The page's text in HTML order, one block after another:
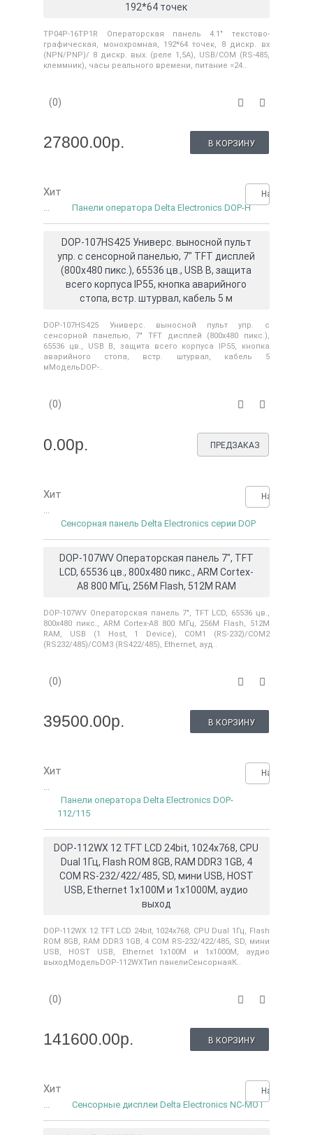
192*64 точек
TP04P-16TP1R Операторская панель 4.1" текстово-
графическая, монохромная, 192*64 точек, 8 дискр. вх
(NPN/PNP)/ 8 дискр. вых. (реле 1,5А), USB/COM (RS-485,
клеммник), часы реального времени, питание =24..
(0)
27800.00р. В КОРЗИНУ
Хит Нашли
... Панели оператора Delta Electronics DOP-H
DOP-107HS425 Универс. выносной пульт
упр. с сенсорной панелью, 7" TFT дисплей
(800х480 пикс.), 65536 цв., USB B, защита
всего корпуса IP55, кнопка аварийного
стопа, встр. штурвал, кабель 5 м
DOP-107HS425 Универс. выносной пульт упр. с
сенсорной панелью, 7" TFT дисплей (800х480 пикс.),
65536 цв., USB B, защита всего корпуса IP55, кнопка
аварийного стопа, встр. штурвал, кабель 5
мМодельDOP-..
(0)
0.00р. ПРЕДЗАКАЗ
Хит Нашли
...
Сенсорная панель Delta Electronics серии DOP
DOP-107WV Операторская панель 7", TFT
LCD, 65536 цв., 800x480 пикс., ARM Cortex-
A8 800 МГц, 256M Flash, 512M RAM
DOP-107WV Операторская панель 7", TFT LCD, 65536 цв.,
800x480 пикс., ARM Cortex-A8 800 МГц, 256M Flash, 512M
RAM, USB (1 Host, 1 Device), COM1 (RS-232)/COM2
(RS232/485)/COM3 (RS422/485), Ethernet, ауд..
(0)
39500.00р. В КОРЗИНУ
Хит Нашли
...
Панели оператора Delta Electronics DOP-
112/115
DOP-112WX 12 TFT LCD 24bit, 1024x768, CPU
Dual 1Гц, Flash ROM 8GB, RAM DDR3 1GB, 4
COM RS-232/422/485, SD, мини USB, HOST
USB, Ethernet 1x100M и 1x1000M, аудио
выход
DOP-112WX 12 TFT LCD 24bit, 1024x768, CPU Dual 1Гц, Flash
ROM 8GB, RAM DDR3 1GB, 4 COM RS-232/422/485, SD, мини
USB, HOST USB, Ethernet 1x100M и 1x1000M, аудио
выходМодельDOP-112WXТип панелиСенсорнаяК..
(0)
141600.00р. В КОРЗИНУ
Хит Нашли
... Сенсорные дисплеи Delta Electronics NC-MOT